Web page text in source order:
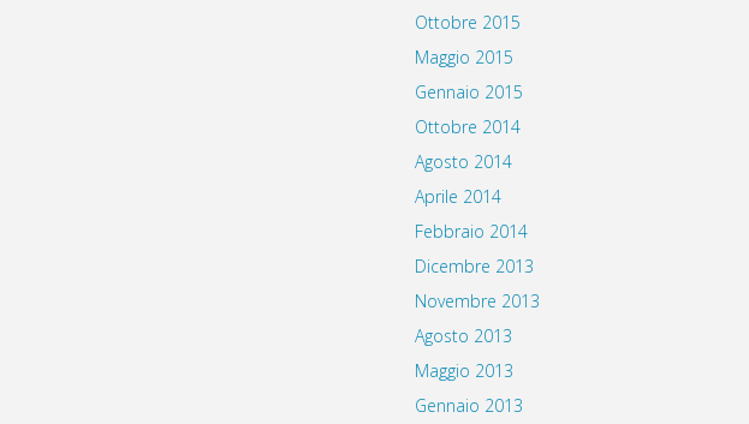
Ottobre 2015
Maggio 2015
Gennaio 2015
Ottobre 2014
Agosto 2014
Aprile 2014
Febbraio 2014
Dicembre 2013
Novembre 2013
Agosto 2013
Maggio 2013
Gennaio 2013